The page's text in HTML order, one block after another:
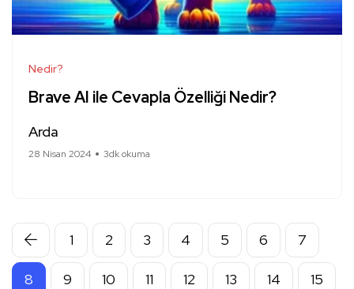
Nedir?
Brave AI ile Cevapla Özelliği Nedir?
Arda
28 Nisan 2024 3dk okuma
1 2 3 4 5 6 7
8 9 10 11 12 13 14 15